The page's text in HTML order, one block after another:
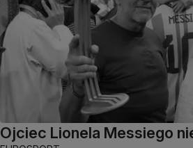
Ojciec Lionela Messiego